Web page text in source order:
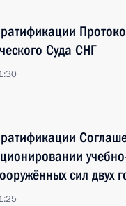
Суда СНГ
сил двух